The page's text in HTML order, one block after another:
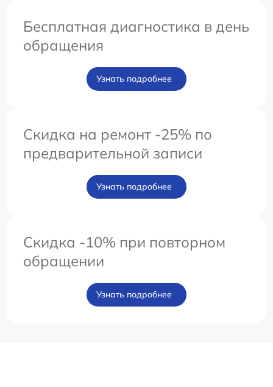
Бесплатная диагностика в день
обращения
Узнать подробнее
Скидка на ремонт -25% по
предварительной записи
Узнать подробнее
Скидка -10% при повторном
обращении
Узнать подробнее